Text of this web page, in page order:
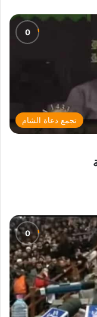
تجمع دعاة الشام